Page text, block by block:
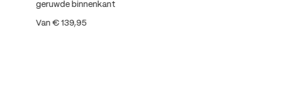
geruwde binnenkant
Van€ 139,95